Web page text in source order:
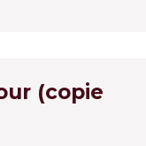
(copie